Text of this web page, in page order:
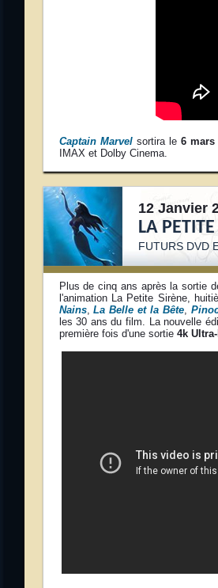
Captain Marvelsortira le 6 mars
IMAX et Dolby Cinema.
12 Janvier
LA
FUTURS DVD
Plus de cinq ans après la sortie
l'animation La Petite Sirène,
Nains,La Belle et la Bête,
les 30 ans du film. La nouvelle
première fois d'une sortie 4k